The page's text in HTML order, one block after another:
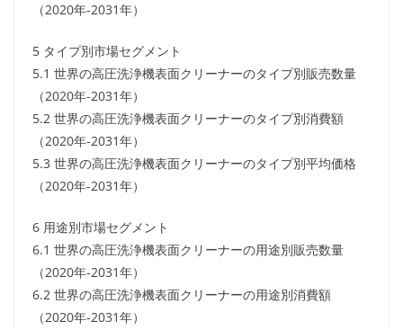
（2020年-2031年）
5 タイプ別市場セグメント
5.1 世界の高圧洗浄機表面クリーナーのタイプ別販売数量
（2020年-2031年）
5.2 世界の高圧洗浄機表面クリーナーのタイプ別消費額
（2020年-2031年）
5.3 世界の高圧洗浄機表面クリーナーのタイプ別平均価格
（2020年-2031年）
6 用途別市場セグメント
6.1 世界の高圧洗浄機表面クリーナーの用途別販売数量
（2020年-2031年）
6.2 世界の高圧洗浄機表面クリーナーの用途別消費額
（2020年-2031年）